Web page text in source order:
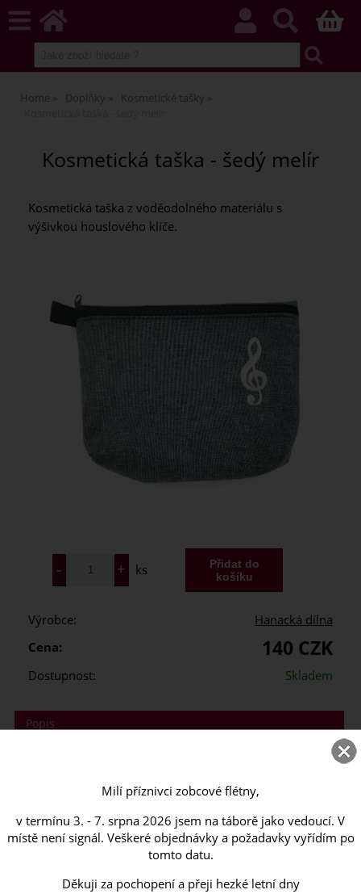
Home Doplňky
Kosmetické tašky
Kosmetická taška - šedý melír
Kosmetická taška z voděodolného materiálu s
výšivkou houslového klíče.
ks
Výrobce:
Hanacká dílna
Cena:
140 CZK
Dostupnost: Skladem
Popis
Rozměry: 22 x 15 cm
Materiál: voděodolný Kortexin, omyvatelný
hadříkem
Milí příznivci zobcové flétny,
v termínu 3. - 7. srpna 2026 jsem na táborě jako vedoucí. V
místě není signál. Veškeré objednávky a požadavky vyřídím po
tomto datu.
Děkuji za pochopení a přeji hezké letní dny